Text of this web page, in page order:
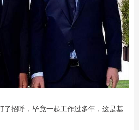
了招呼，毕竟一起工作过多年，这是基